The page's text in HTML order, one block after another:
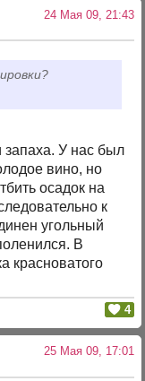
24 Мая 09, 21:43
запаха. У нас был
вино, но
осадок на
к
угольный
В
красноватого
4
25 Мая 09, 17:01